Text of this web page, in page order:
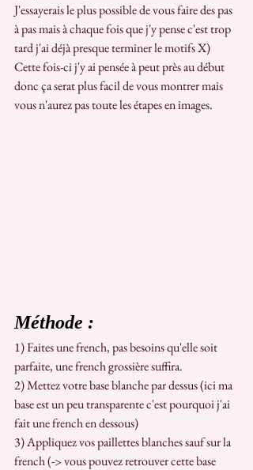
J'essayerais le plus possible de vous faire des pas
à pas mais à chaque fois que j'y pense c'est trop
tard j'ai déjà presque terminer le motifs X)
Cette fois-ci j'y ai pensée à peut près au début
donc ça serat plus facil de vous montrer mais
vous n'aurez pas toute les étapes en images.
Méthode :
1) Faites une french, pas besoins qu'elle soit
parfaite, une french grossière suffira.
2) Mettez votre base blanche par dessus (ici ma
base est un peu transparente c'est pourquoi j'ai
fait une french en dessous)
3) Appliquez vos paillettes blanches sauf sur la
french (-> vous pouvez retrouver cette base